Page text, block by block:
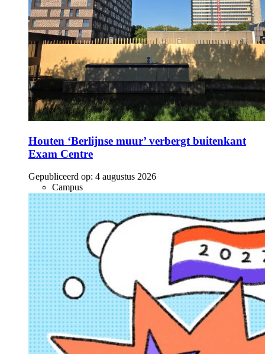
Houten ‘Berlijnse muur’ verbergt buitenkant
Exam Centre
Gepubliceerd op: 4 augustus 2026
Campus